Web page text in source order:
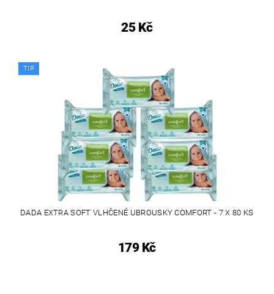
25 Kč
TIP
DADA EXTRA SOFT VLHČENÉ UBROUSKY COMFORT - 7 X 80 KS
179 Kč